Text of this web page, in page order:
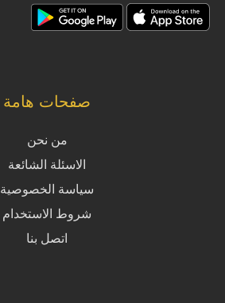
صفحات هامة
من نحن
الاسئلة الشائعة
سياسة الخصوصية
شروط الاستخدام
اتصل بنا